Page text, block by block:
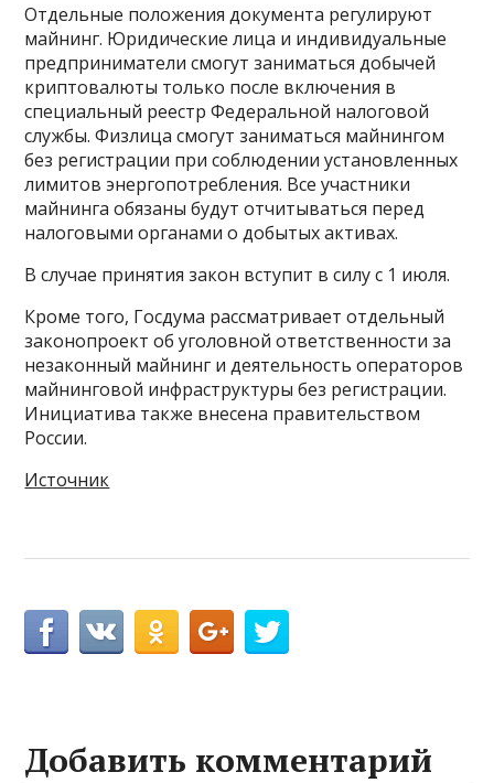
Отдельные положения документа регулируют
майнинг. Юридические лица и индивидуальные
предприниматели смогут заниматься добычей
криптовалюты только после включения в
специальный реестр Федеральной налоговой
службы. Физлица смогут заниматься майнингом
без регистрации при соблюдении установленных
лимитов энергопотребления. Все участники
майнинга обязаны будут отчитываться перед
налоговыми органами о добытых активах.
В случае принятия закон вступит в силу с 1 июля.
Кроме того, Госдума рассматривает отдельный
законопроект об уголовной ответственности за
незаконный майнинг и деятельность операторов
майнинговой инфраструктуры без регистрации.
Инициатива также внесена правительством
России.
Источник
Добавить комментарий